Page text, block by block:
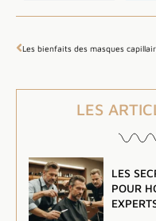
LES
LES
POUR